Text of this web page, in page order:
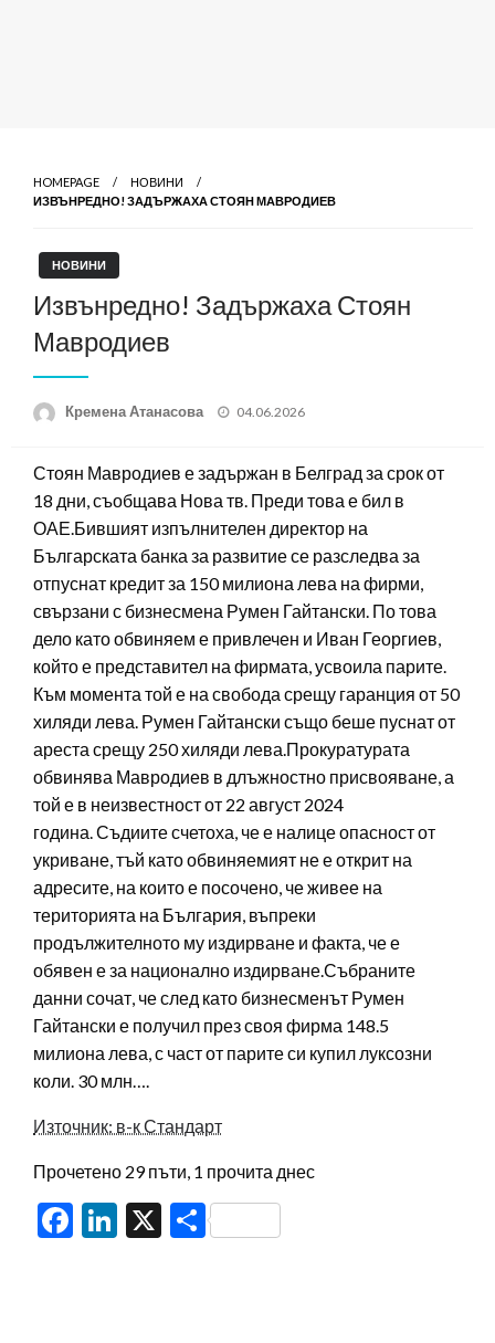
HOMEPAGE
НОВИНИ
ИЗВЪНРЕДНО! ЗАДЪРЖАХА СТОЯН МАВРОДИЕВ
НОВИНИ
Извънредно! Задържаха Стоян
Мавродиев
Кремена Атанасова
Posted
04.06.2026
Стоян Мавродиев е задържан в Белград за срок от
18 дни, съобщава Нова тв. Преди това е бил в
ОАЕ.Бившият изпълнителен директор на
Българската банка за развитие се разследва за
отпуснат кредит за 150 милиона лева на фирми,
свързани с бизнесмена Румен Гайтански. По това
дело като обвиняем е привлечен и Иван Георгиев,
който е представител на фирмата, усвоила парите.
Към момента той е на свобода срещу гаранция от 50
хиляди лева. Румен Гайтански също беше пуснат от
ареста срещу 250 хиляди лева.Прокуратурата
обвинява Мавродиев в длъжностно присвояване, а
той е в неизвестност от 22 август 2024
година. Съдиите счетоха, че е налице опасност от
укриване, тъй като обвиняемият не е открит на
адресите, на които е посочено, че живее на
територията на България, въпреки
продължителното му издирване и факта, че е
обявен е за национално издирване.Събраните
данни сочат, че след като бизнесменът Румен
Гайтански е получил през своя фирма 148.5
милиона лева, с част от парите си купил луксозни
коли. 30 млн….
Източник: в-к Стандарт
Прочетено 29 пъти, 1 прочита днес
Facebook
LinkedIn
X Share